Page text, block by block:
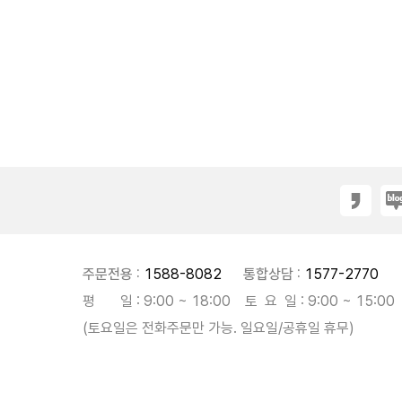
주문전용 : 1588-8082 통합상담 : 1577-2770
평 일 : 9:00 ~ 18:00 토 요 일 : 9:00 ~ 15:00
(토요일은 전화주문만 가능. 일요일/공휴일 휴무)